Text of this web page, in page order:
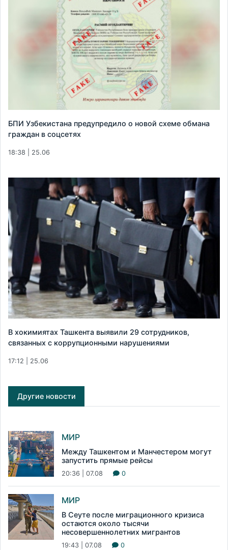
БПИ Узбекистана предупредило о новой схеме обмана
граждан в соцсетях
18:38 | 25.06
В хокимиятах Ташкента выявили 29 сотрудников,
связанных с коррупционными нарушениями
17:12 | 25.06
Другие новости
МИР
Между Ташкентом и Манчестером могут
запустить прямые рейсы
20:36 | 07.08 0
МИР
В Сеуте после миграционного кризиса
остаются около тысячи
несовершеннолетних мигрантов
19:43 | 07.08 0